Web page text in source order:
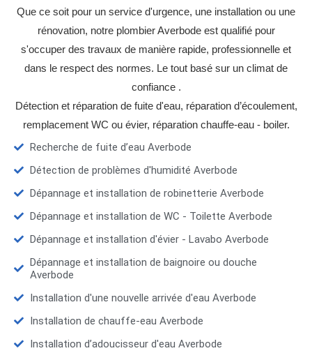
Que ce soit pour un service d'urgence, une installation ou une
rénovation, notre plombier Averbode est qualifié pour
s'occuper des travaux de manière rapide, professionnelle et
dans le respect des normes. Le tout basé sur un climat de
confiance .
Détection et réparation de fuite d'eau, réparation d’écoulement,
remplacement WC ou évier, réparation chauffe-eau - boiler.
Recherche de fuite d’eau Averbode
Détection de problèmes d'humidité Averbode
Dépannage et installation de robinetterie Averbode
Dépannage et installation de WC - Toilette Averbode
Dépannage et installation d'évier - Lavabo Averbode
Dépannage et installation de baignoire ou douche
Averbode
Installation d'une nouvelle arrivée d'eau Averbode
Installation de chauffe-eau Averbode
Installation d’adoucisseur d'eau Averbode